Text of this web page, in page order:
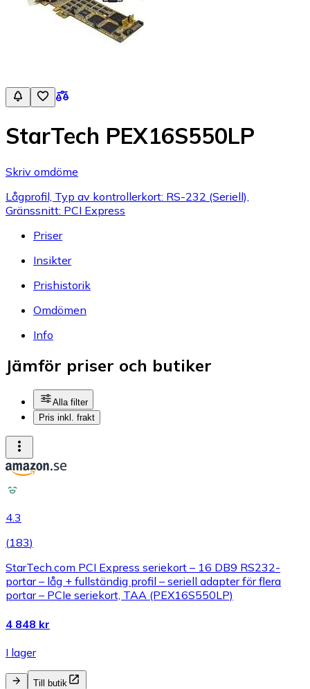
StarTech PEX16S550LP
Skriv omdöme
Lågprofil, Typ av kontrollerkort: RS-232 (Seriell),
Gränssnitt: PCI Express
Priser
Insikter
Prishistorik
Omdömen
Info
Jämför priser och butiker
Alla filter
Pris inkl. frakt
4.3
(183)
StarTech.com PCI Express seriekort – 16 DB9 RS232-
portar – låg + fullständig profil – seriell adapter för flera
portar – PCIe seriekort, TAA (PEX16S550LP)
4 848 kr
I lager
Till butik